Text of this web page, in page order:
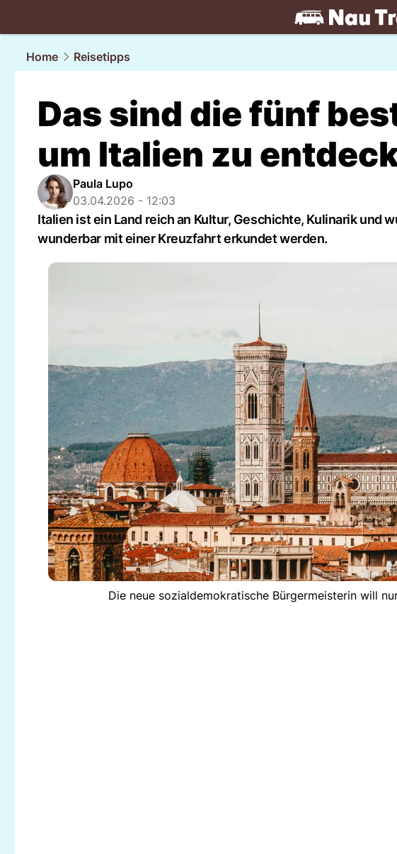
travel.NAU.ch
Home
Reisetipps
Das sind die fünf
um Italien zu
Paula Lupo
03.04.2026 - 12:03
Italien ist ein Land reich an Kultur, Geschichte, Kulinarik und
wunderbar mit einer Kreuzfahrt erkundet werden.
Die neue sozialdemokratische Bürgermeisterin will